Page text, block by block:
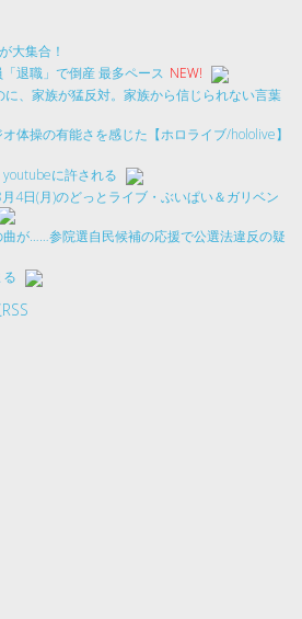
大集合！
退職」で倒産 最多ペース NEW!
、家族が猛反対。家族から信じられない言葉
体操の有能さを感じた【ホロライブ/hololive】
youtubeに許される
4日(月)のどっとライブ・ぶいぱい＆ガリベン
曲が……参院選自民候補の応援で公選法違反の疑